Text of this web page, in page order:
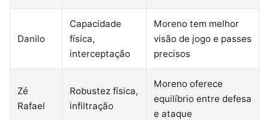
Danilo
Capacidade
física,
interceptação
Moreno tem melhor
visão de jogo e passes
precisos
Zé
Rafael
Robustez física,
infiltração
Moreno oferece
equilíbrio entre defesa
e ataque